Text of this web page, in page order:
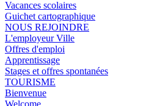
Vacances scolaires
Guichet cartographique
NOUS REJOINDRE
L'employeur Ville
Offres d'emploi
Apprentissage
Stages et offres spontanées
TOURISME
Bienvenue
Welcome